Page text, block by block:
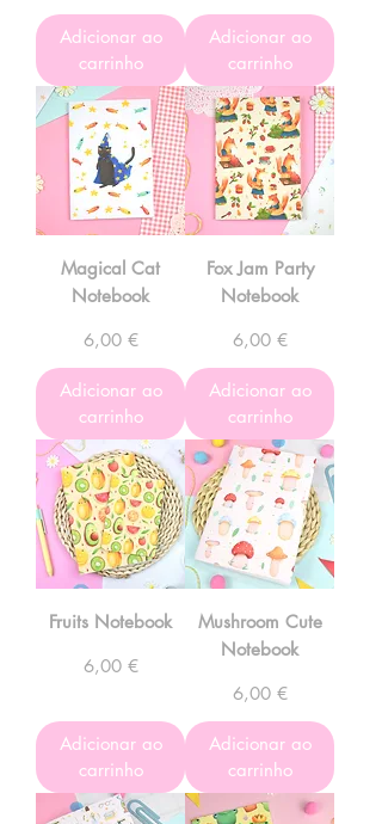
Adicionar ao
carrinho
Adicionar ao
carrinho
Magical Cat
Notebook
Preço
6,00 €
Adicionar ao
carrinho
Fox Jam Party
Notebook
Preço
6,00 €
Adicionar ao
carrinho
Fruits Notebook
Preço
6,00 €
Adicionar ao
carrinho
Mushroom Cute
Notebook
Preço
6,00 €
Adicionar ao
carrinho